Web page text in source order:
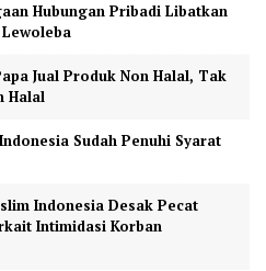
Hubungan Pribadi Libatkan
Jual Produk Non Halal, Tak
Halal
Sudah Penuhi Syarat
Indonesia Desak Pecat
Intimidasi Korban